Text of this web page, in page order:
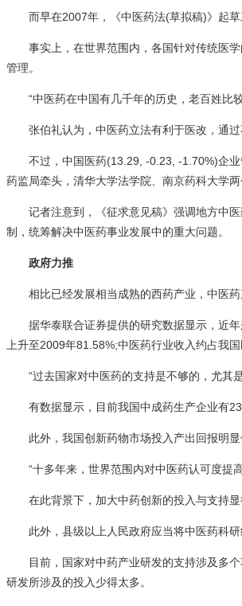
而早在2007年，《中医药法(草拟稿)》起
事实上，在世界范围内，各国针对传统医
管理。
“中医药在中国有几千年的历史，老百姓比
张伯礼认为，中医药立法有利于医改，通
不过，中国医药(13.29, -0.23, -1.70%)企
药监局牵头，清华大学法学院、南京药科大学
记者注意到，《征求意见稿》强调地方中
制，统筹解决中医药事业发展中的重大问题。
政府力推
相比已经发展相当成熟的西药产业，中医药
据华泰联合证券提供的研究数据显示，近
上升至2009年81.58%;中医药行业收入约占我
“过去国家对中医药的支持是不够的，尤其
有数据显示，目前我国中成药生产企业有
此外，我国创新药物市场投入产出回报明
“十多年来，世界范围内对中医药认可度提
在此背景下，加大中药创新的投入与支持
此外，县级以上人民政府应当将中医药科
目前，国家对中药产业研发的支持涉及多
研发所涉及的投入少得太多。